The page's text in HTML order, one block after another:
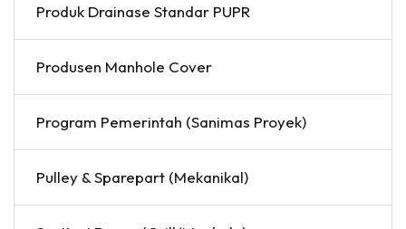
Produk Drainase Standar PUPR
Produsen Manhole Cover
Program Pemerintah (Sanimas Proyek)
Pulley & Sparepart (Mekanikal)